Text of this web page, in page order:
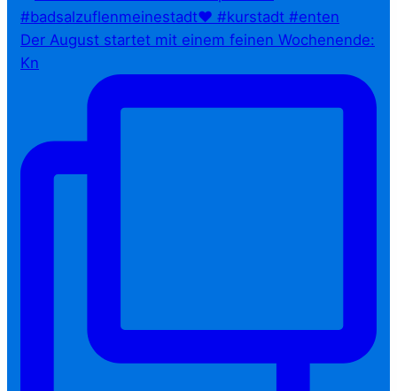
Der August startet mit einem feinen Wochenende:
Kn